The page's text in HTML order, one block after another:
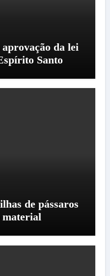
da lei
Santo
de pássaros
material